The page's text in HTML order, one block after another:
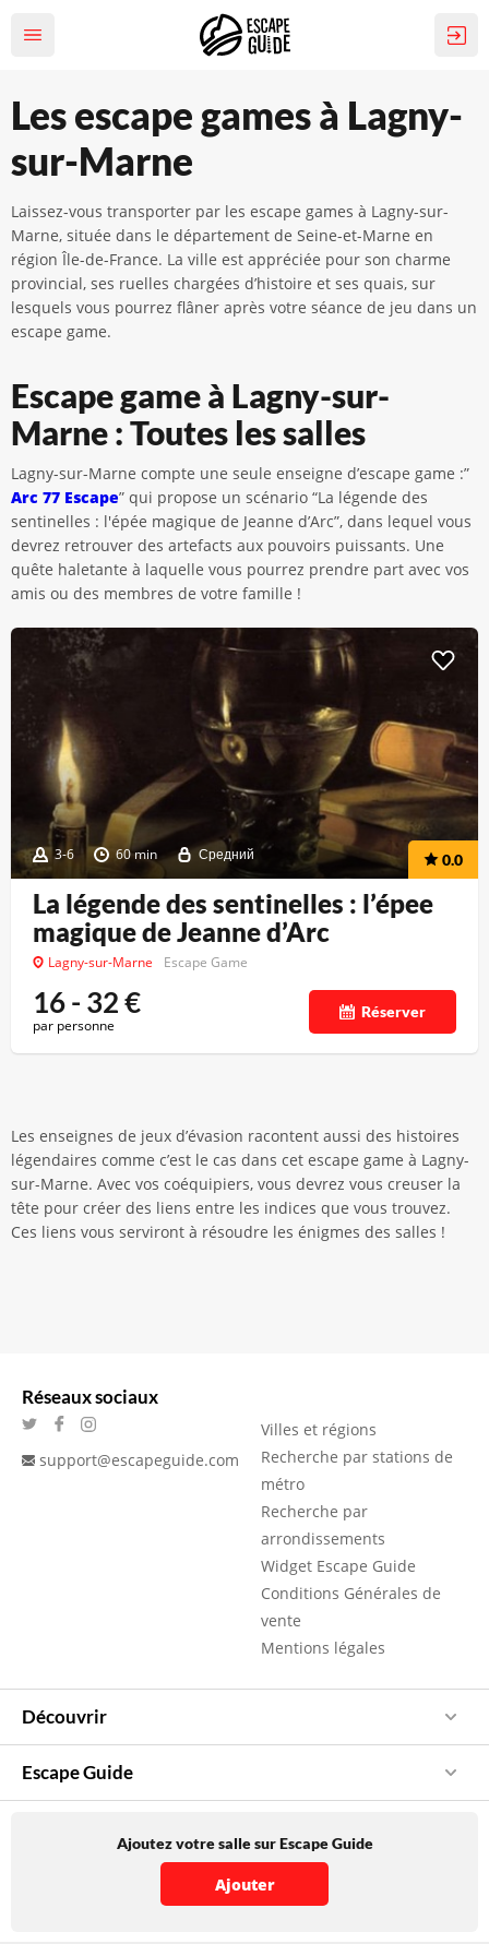
Les escape games à Lagny-
sur-Marne
Laissez-vous transporter par les escape games à Lagny-sur-
Marne, située dans le département de Seine-et-Marne en
région Île-de-France. La ville est appréciée pour son charme
provincial, ses ruelles chargées d’histoire et ses quais, sur
lesquels vous pourrez flâner après votre séance de jeu dans un
escape game.
Escape game à Lagny-sur-
Marne : Toutes les salles
Lagny-sur-Marne compte une seule enseigne d’escape game :”
Arc 77 Escape” qui propose un scénario “La légende des
sentinelles : l'épée magique de Jeanne d’Arc”, dans lequel vous
devrez retrouver des artefacts aux pouvoirs puissants. Une
quête haletante à laquelle vous pourrez prendre part avec vos
amis ou des membres de votre famille !
3-6 60 min Средний 0.0
La légende des sentinelles : l’épee
magique de Jeanne d’Arc
Lagny-sur-Marne Escape Game
16 - 32€
par personne
Réserver
Les enseignes de jeux d’évasion racontent aussi des histoires
légendaires comme c’est le cas dans cet escape game à Lagny-
sur-Marne. Avec vos coéquipiers, vous devrez vous creuser la
tête pour créer des liens entre les indices que vous trouvez.
Ces liens vous serviront à résoudre les énigmes des salles !
Réseaux sociaux
support@escapeguide.com
Villes et régions
Recherche par stations de
métro
Recherche par
arrondissements
Widget Escape Guide
Conditions Générales de
vente
Mentions légales
Découvrir
Escape Guide
Ajoutez votre salle sur Escape Guide
Ajouter